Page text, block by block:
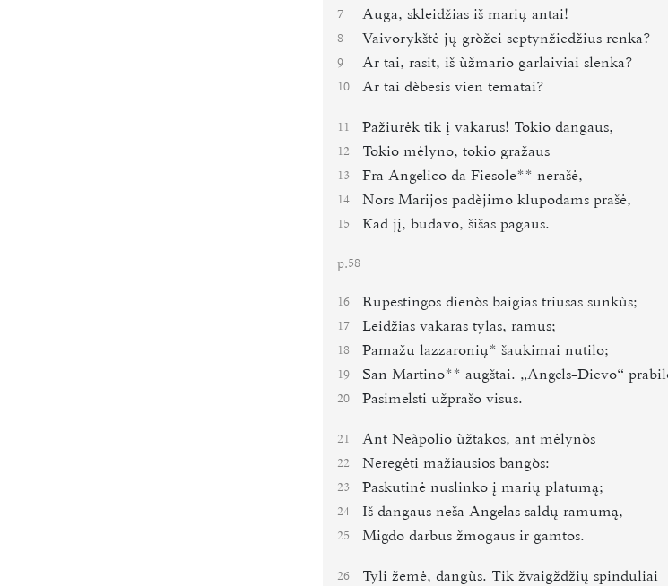
7 Auga, skleidžias iš marių antai!
8 Vaivorykštė jų gròžei septynžiedžius renka?
9 Ar tai, rasit, iš ùžmario garlaiviai slenka?
10 Ar tai dèbesis vien tematai?
11 Pažiurėk tik į vakarus! Tokio dangaus,
12 Tokio mėlyno, tokio gražaus
13 Fra Angelico da Fiesole** nerašė,
14 Nors Marijos padèjimo klupodams prašė,
15 Kad jį, budavo, šišas pagaus.
p.58
16 Rupestingos dienòs baigias triusas sunkùs;
17 Leidžias vakaras tylas, ramus;
18 Pamažu lazzaronių* šaukimai nutilo;
19 San Martino** augštai. „Angels-Dievo“
20 Pasimelsti užprašo visus.
21 Ant Neàpolio ùžtakos, ant mėlynòs
22 Neregėti mažiausios bangòs:
23 Paskutinė nuslinko į marių platumą;
24 Iš dangaus neša Angelas saldų ramumą,
25 Migdo darbus žmogaus ir gamtos.
26 Tyli žemė, dangùs. Tik žvaigždžių spinduliai